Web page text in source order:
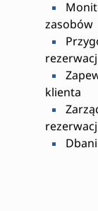
zasobów
klienta